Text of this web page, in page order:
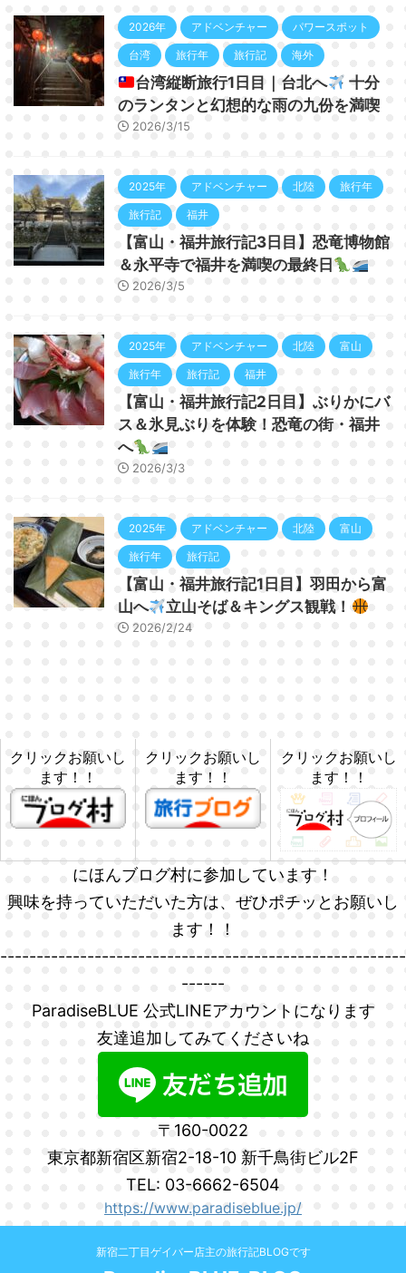
2026年 アドベンチャー パワースポット
台湾 旅行年 旅行記 海外
台湾縦断旅行1日目｜台北へ
十分
のランタンと幻想的な雨の九份を満喫
2026/3/15
2025年 アドベンチャー 北陸 旅行年
旅行記 福井
【富山・福井旅行記3日目】恐竜博物館
＆永平寺で福井を満喫の最終日
2026/3/5
2025年 アドベンチャー 北陸 富山
旅行年 旅行記 福井
【富山・福井旅行記2日目】ぶりかにバ
ス＆氷見ぶりを体験！恐竜の街・福井
へ
2026/3/3
2025年 アドベンチャー 北陸 富山
旅行年 旅行記
【富山・福井旅行記1日目】羽田から富
山へ
立山そば＆キングス観戦！
2026/2/24
クリックお願いし
ます！！
クリックお願いし
ます！！
クリックお願いし
ます！！
にほんブログ村に参加しています！
興味を持っていただいた方は、ぜひポチッとお願いし
ます！！
--------------------------------------------------------
------
ParadiseBLUE 公式LINEアカウントになります
友達追加してみてくださいね
〒160-0022
東京都新宿区新宿2-18-10 新千鳥街ビル2F
TEL: 03-6662-6504
https://www.paradiseblue.jp/
新宿二丁目ゲイバー店主の旅行記BLOGです